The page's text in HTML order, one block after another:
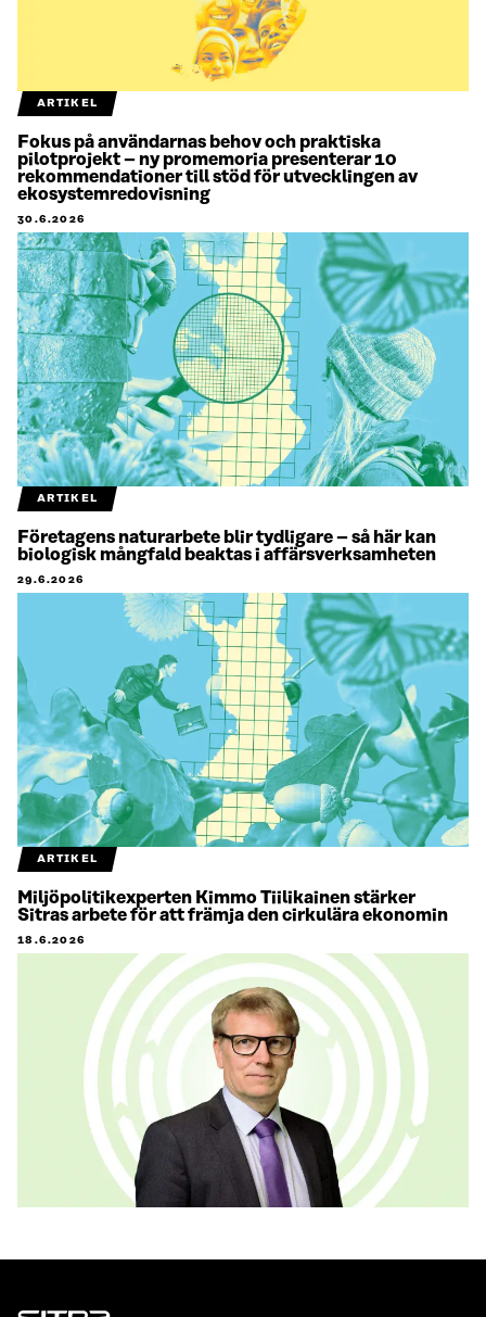
ARTIKEL
Fokus på användarnas behov och praktiska
pilotprojekt – ny promemoria presenterar 10
rekommendationer till stöd för utvecklingen av
ekosystemredovisning
30.6.2026
ARTIKEL
Företagens naturarbete blir tydligare – så här kan
biologisk mångfald beaktas i affärsverksamheten
29.6.2026
ARTIKEL
Miljöpolitikexperten Kimmo Tiilikainen stärker
Sitras arbete för att främja den cirkulära ekonomin
18.6.2026